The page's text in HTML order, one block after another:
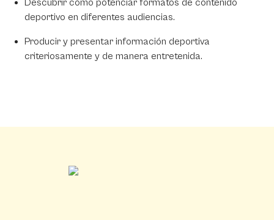
Descubrir cómo potenciar formatos de contenido
deportivo en diferentes audiencias.
Producir y presentar información deportiva
criteriosamente y de manera entretenida.